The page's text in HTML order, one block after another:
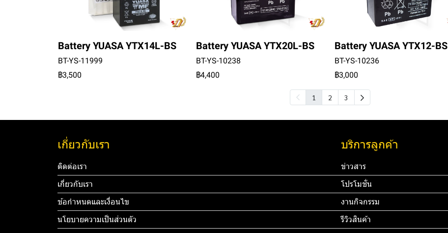
Battery YUASA YTX14L-BS
BT-YS-11999
฿3,500
Battery YUASA YTX20L-BS
BT-YS-10238
฿4,400
Battery YUASA YTX12-BS
BT-YS-10236
฿3,000
1 2 3
เกี่ยวกับเรา
ติดต่อเรา
เกี่ยวกับเรา
ข้อกำหนดและเงื่อนไข
นโยบายความเป็นส่วนตัว
บริการลูกค้า
ข่าวสาร
โปรโมชั่น
งานกิจกรรม
รีวิวสินค้า